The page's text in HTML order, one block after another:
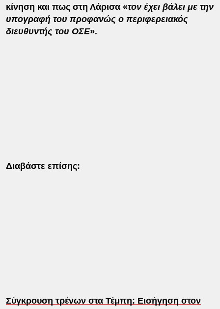
κίνηση και πως στη Λάρισα «τον έχει βάλει με την
υπογραφή του προφανώς ο περιφερειακός
διευθυντής του ΟΣΕ».
Διαβάστε επίσης:
Σύγκρουση τρένων στα Τέμπη: Εισήγηση στον